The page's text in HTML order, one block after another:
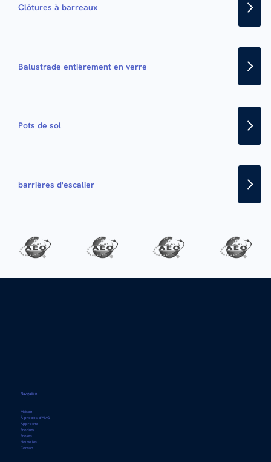
Clôtures à barreaux
barrières d'escalier
Pots de sol
Balustrade entièrement en verre
Navigation
Maison
À propos d'AMG
Approche
Produits
Projets
Nouvelles
Contact